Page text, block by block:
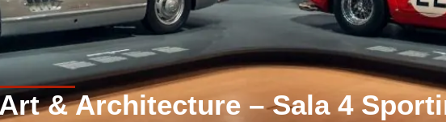
& Architecture – Sala 4